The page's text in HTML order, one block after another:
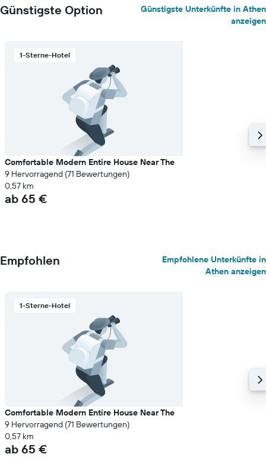
Günstigste Option
Günstigste Unterkünfte in Athen
anzeigen
1-Sterne-Hotel
Comfortable Modern Entire House Near The
9 Hervorragend (71 Bewertungen)
0,57 km
ab 65 €
Empfohlen
Empfohlene Unterkünfte in
Athen anzeigen
1-Sterne-Hotel
Comfortable Modern Entire House Near The
9 Hervorragend (71 Bewertungen)
0,57 km
ab 65 €